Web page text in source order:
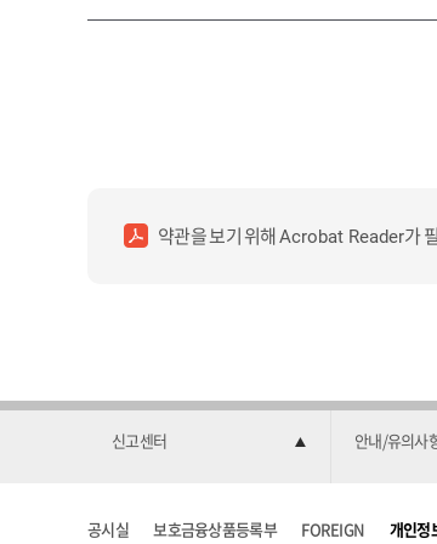
약관을 보기 위해Acrobat Reader가
신고센터 안내/유의사
공시실 보호금융상품등록부 FOREIGN 개인정